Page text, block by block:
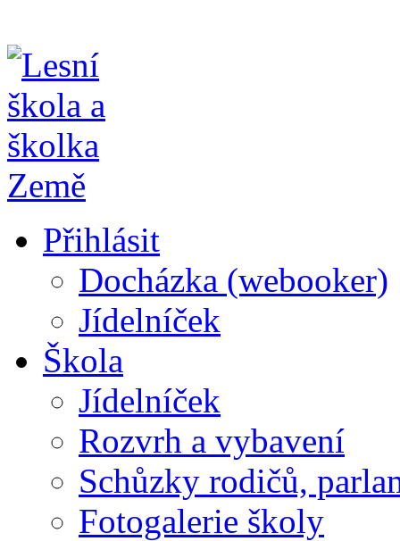
Přihlásit
Docházka (webooker)
Jídelníček
Škola
Jídelníček
Rozvrh a vybavení
Schůzky rodičů,
Fotogalerie školy